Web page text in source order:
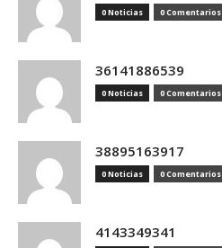
0 Noticias 0 Comentarios
36141886539
0 Noticias 0 Comentarios
38895163917
0 Noticias 0 Comentarios
4143349341